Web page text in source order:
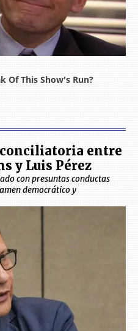
entre
y Luis Pérez
con presuntas conductas
democrático y